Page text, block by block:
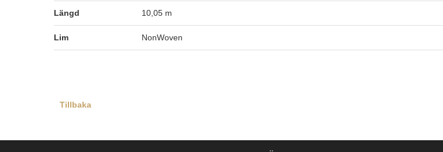
Längd 10,05 m
Lim NonWoven
Tillbaka